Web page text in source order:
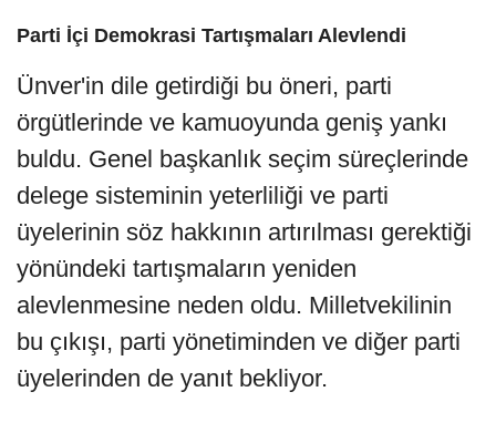
Parti İçi Demokrasi Tartışmaları Alevlendi
Ünver'in dile getirdiği bu öneri, parti
örgütlerinde ve kamuoyunda geniş yankı
buldu. Genel başkanlık seçim süreçlerinde
delege sisteminin yeterliliği ve parti
üyelerinin söz hakkının artırılması gerektiği
yönündeki tartışmaların yeniden
alevlenmesine neden oldu. Milletvekilinin
bu çıkışı, parti yönetiminden ve diğer parti
üyelerinden de yanıt bekliyor.